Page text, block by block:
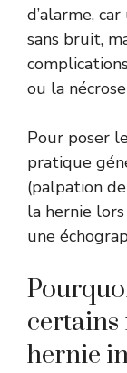
d’alarme,
sans bruit,
ou la
Pour poser
pratique
(palpation
la hernie
une
certains
hernie